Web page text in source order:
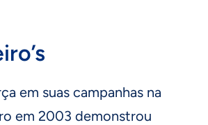
em suas campanhas na
em 2003 demonstrou